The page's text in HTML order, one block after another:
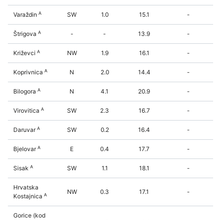
Varaždin A SW 1.0 15.1 -
Štrigova A - - 13.9 -
Križevci A NW 1.9 16.1 -
Koprivnica A N 2.0 14.4 -
Bilogora A N 4.1 20.9 -
Virovitica A SW 2.3 16.7 -
DaruvarA SW 0.2 16.4 -
BjelovarA E 0.4 17.7 -
Sisak A SW 1.1 18.1 -
Hrvatska
Kostajnica A NW 0.3 17.1 -
Gorice (kod